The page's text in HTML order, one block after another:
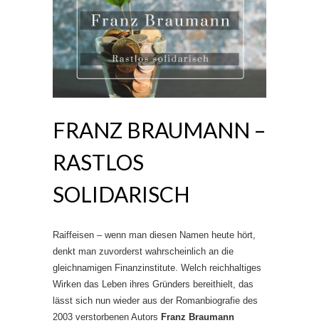
FRANZ BRAUMANN –
RASTLOS
SOLIDARISCH
Raiffeisen – wenn man diesen Namen heute hört,
denkt man zuvorderst wahrscheinlich an die
gleichnamigen Finanzinstitute. Welch reichhaltiges
Wirken das Leben ihres Gründers bereithielt, das
lässt sich nun wieder aus der Romanbiografie des
2003 verstorbenen Autors Franz Braumann